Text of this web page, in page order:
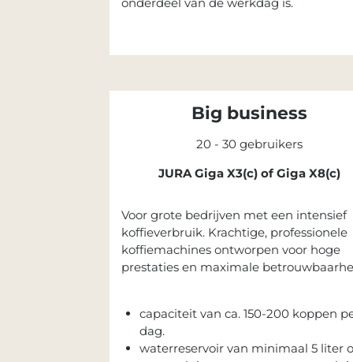
Big business
20 - 30 gebruikers
JURA Giga X3(c) of Giga X8(c)
Voor grote bedrijven met een intensief
koffieverbruik. Krachtige, professionele
koffiemachines ontworpen voor hoge
prestaties en maximale
capaciteit van ca. 150-200 koppen
dag.
waterreservoir van minimaal 5 liter